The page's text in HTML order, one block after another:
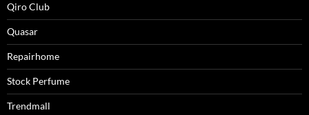
Qiro Club
Quasar
Repairhome
Stock Perfume
Trendmall